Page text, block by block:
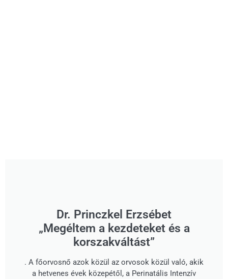
Dr. Princzkel Erzsébet
„Megéltem a kezdeteket és a
korszakváltást”
. A főorvosnő azok közül az orvosok közül való, akik
a hetvenes évek közepétől, a Perinatális Intenzív